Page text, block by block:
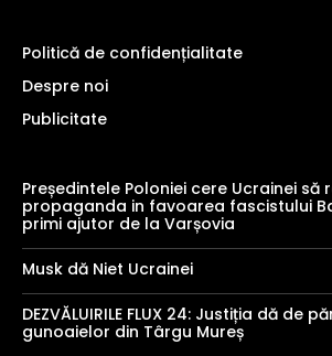
Politică de confidențialitate
Despre noi
Publicitate
Președintele Poloniei cere Ucrainei să
propaganda in favoarea fascistului
primi ajutor de la Varșovia
Musk dă Niet Ucrainei
DEZVĂLUIRILE FLUX 24: Justiția dă de
gunoaielor din Târgu Mureș